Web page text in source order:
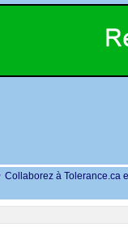
Collaborez à Tolerance.ca